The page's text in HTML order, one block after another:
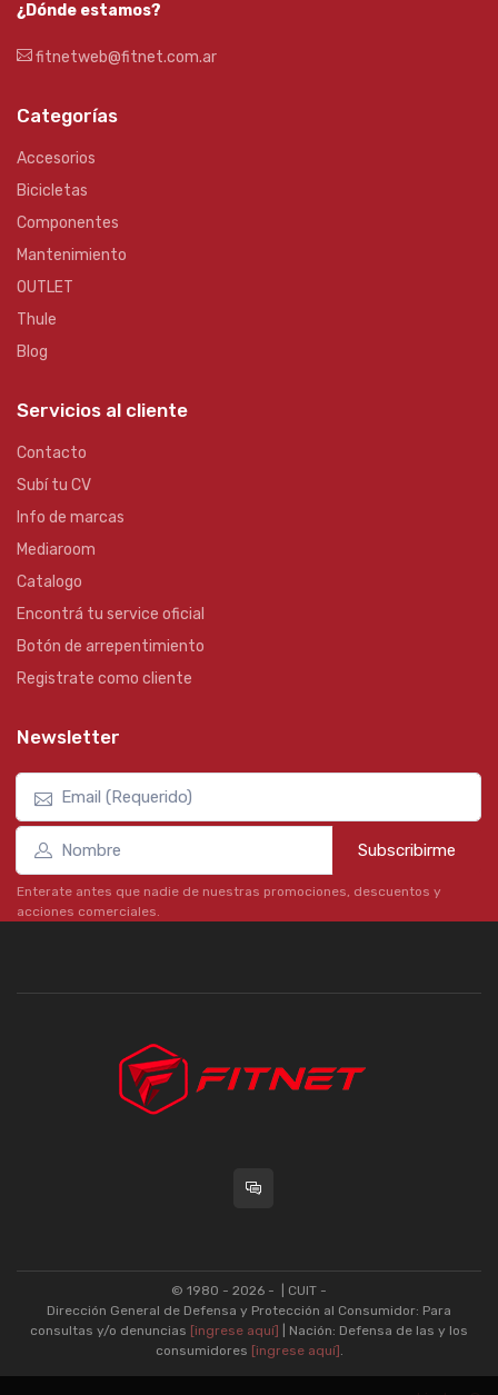
¿Dónde estamos?
fitnetweb@fitnet.com.ar
Categorías
Accesorios
Bicicletas
Componentes
Mantenimiento
OUTLET
Thule
Blog
Servicios al cliente
Contacto
Subí tu CV
Info de marcas
Mediaroom
Catalogo
Encontrá tu service oficial
Botón de arrepentimiento
Registrate como cliente
Newsletter
Subscribirme
Enterate antes que nadie de nuestras promociones, descuentos y
acciones comerciales.
© 1980 - 2026 -
| CUIT -
Dirección General de Defensa y Protección al Consumidor: Para
consultas y/o denuncias [ingrese aquí]
| Nación: Defensa de las y los
consumidores [ingrese aquí] .